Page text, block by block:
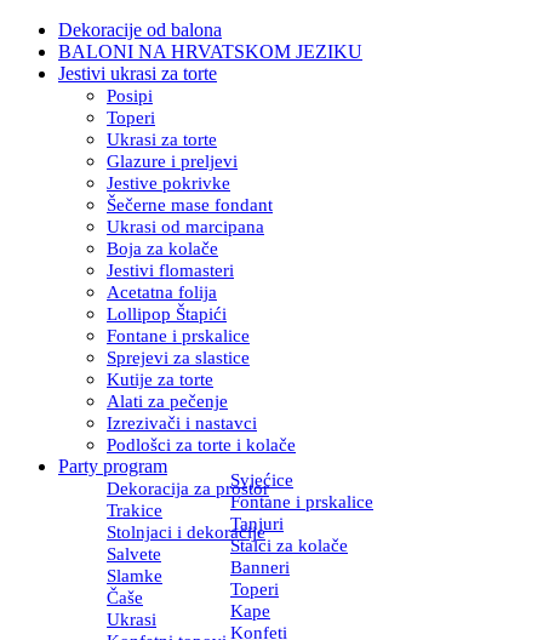
Dekoracije od balona
BALONI NA HRVATSKOM JEZIKU
Jestivi ukrasi za torte
Posipi
Toperi
Ukrasi za torte
Glazure i preljevi
Jestive pokrivke
Šečerne mase fondant
Ukrasi od marcipana
Boja za kolače
Jestivi flomasteri
Acetatna folija
Lollipop Štapići
Fontane i prskalice
Sprejevi za slastice
Kutije za torte
Alati za pečenje
Izrezivači i nastavci
Podlošci za torte i kolače
Party program
Dekoracija za prostor
Svjećice
Trakice
Fontane i prskalice
Stolnjaci i dekoracije
Tanjuri
Salvete
Stalci za kolače
Slamke
Banneri
Čaše
Toperi
Ukrasi
Kape
Konfeti